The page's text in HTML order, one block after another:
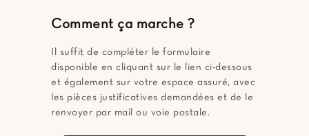
Comment ça marche ?
Il suffit de compléter le formulaire
disponible en cliquant sur le lien ci-dessous
et également sur votre espace assuré, avec
les pièces justificatives demandées et de le
renvoyer par mail ou voie postale.